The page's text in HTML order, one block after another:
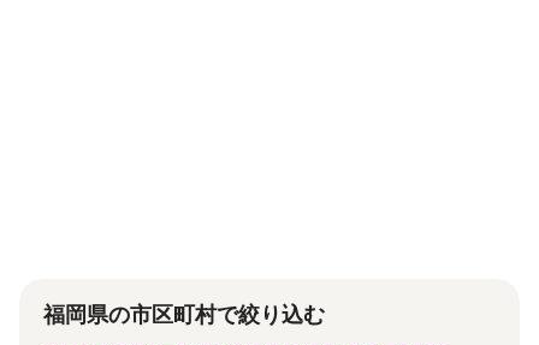
ずは見積を取り寄せてみましょう。
福岡県の市区町村で絞り込む